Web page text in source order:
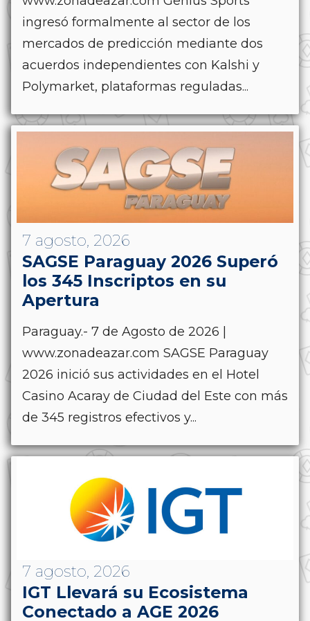
ingresó formalmente al sector de los
mercados de predicción mediante dos
acuerdos independientes con Kalshi y
Polymarket, plataformas reguladas...
7 agosto, 2026
SAGSE Paraguay 2026 Superó
los 345 Inscriptos en su
Apertura
Paraguay.- 7 de Agosto de 2026 |
www.zonadeazar.com SAGSE Paraguay
2026 inició sus actividades en el Hotel
Casino Acaray de Ciudad del Este con más
de 345 registros efectivos y...
7 agosto, 2026
IGT Llevará su Ecosistema
Conectado a AGE 2026